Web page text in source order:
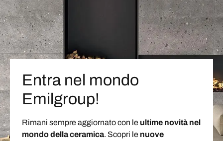
Entra nel mondo
Emilgroup!
Rimani sempre aggiornato con le ultime novità nel
mondo della ceramica. Scopri le nuove